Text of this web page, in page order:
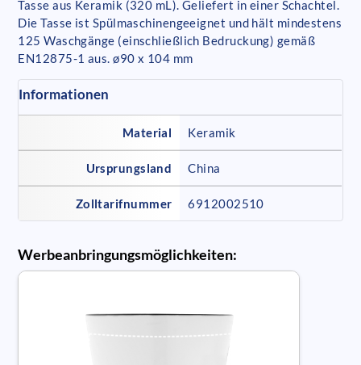
Tasse aus Keramik (320 mL). Geliefert in einer Schachtel.
Die Tasse ist Spülmaschinengeeignet und hält mindestens
125 Waschgänge (einschließlich Bedruckung) gemäß
EN12875-1 aus. ø90 x 104 mm
Informationen
Material Keramik
Ursprungsland China
Zolltarifnummer 6912002510
Werbeanbringungsmöglichkeiten: